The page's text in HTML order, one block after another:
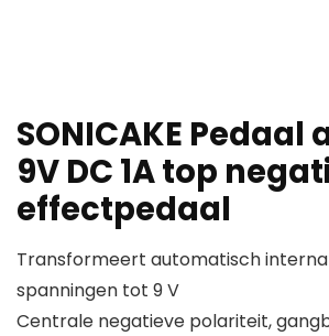
SONICAKE Pedaal
9V DC 1A top
effectpedaal
Transformeert automatisch
spanningen tot 9 V
Centrale negatieve polariteit,